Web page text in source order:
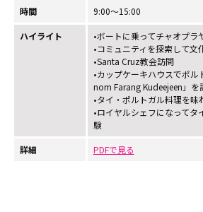
時間 9:00～15:00
ハイライト
•ボートに乗ってチャオプラ
•コミュニティを探索して文
•Santa Cruz教会訪問
•カップケーキハウスでポ
nom Farang Kudeejeen」を
•タイ・ポルトガル料理を味
•ロイヤルシェフになって
験
詳細 PDFで見る